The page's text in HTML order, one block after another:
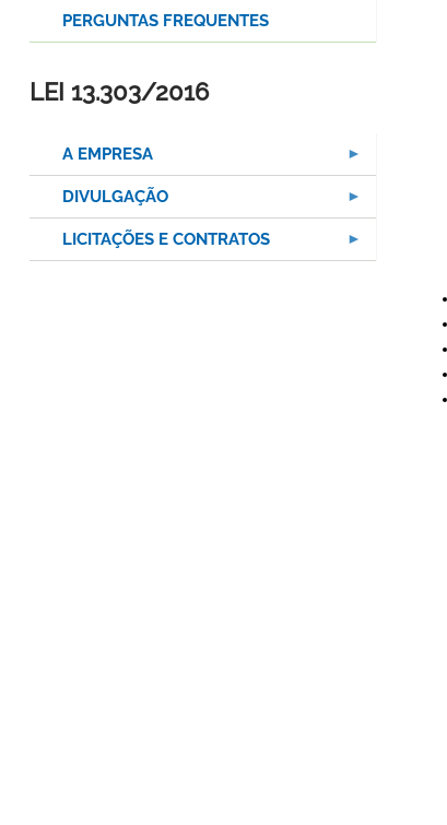
PERGUNTAS FREQUENTES
LEI 13.303/2016
A EMPRESA
DIVULGAÇÃO
LICITAÇÕES E CONTRATOS